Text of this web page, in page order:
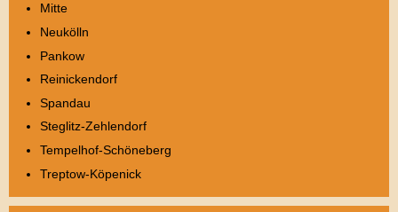
Mitte
Neukölln
Pankow
Reinickendorf
Spandau
Steglitz-Zehlendorf
Tempelhof-Schöneberg
Treptow-Köpenick